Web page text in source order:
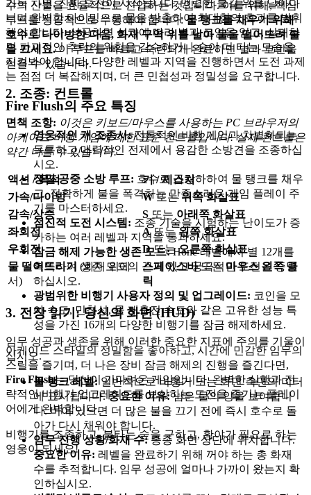
가득 차면, 진짜 도전이 시작됩니다. 맹렬한 불길 위를 날아다
니며 완벽한 타이밍으로 물을 방출하여 최대한의 효과를 발휘
해야 합니다. 성공하면 성과에 따라 별과 코인을 얻고, 실패하
면 파괴적인 추락의 위험을 감수하거나 숲이 더 타는 모습을
지켜봐야 합니다. 다양한 레벨과 지역을 진행하면서 도전 과제
는 점점 더 복잡해지며, 더 큰 민첩성과 정밀성을 요구합니다.
Fire Flush의 주요 특징
영웅적인 개 조종사:전통적인 비행 게임과 차별화되는
독특하고 매력적인 전제에서 용감한 소방견을 조종하십
시오.
정밀 공중 소방 루프: 호수로 급강하하여 물 탱크를 채우
고, 정확하게 불을 폭격하는 만족스러운 게임 플레이 주
기를 마스터하세요.
점진적 도전 시스템: 조종 기술을 시험하는 난이도가 증
가하는 여러 레벨과 지역을 통과하세요.
잠금 해제 가능한 생존 모드:Hone 레벨에서 별 12개를
획득하여 생존 모드의 끈기 있고 궁극적인 도전을 증명
하십시오.
광범위한 비행기 사용자 정의 및 업그레이드: 코인을 모
아 속도, 민첩성, 물 재충전 속도와 같은 고유한 성능 특
성을 가진 16개의 다양한 비행기를 잠금 해제하세요.
아케이드 스타일의 정밀함을 좋아하고, 시간에 민감한 임무의
스릴을 즐기며, 더 나은 장비 잠금 해제의 진행을 즐긴다면,
Fire Flush는 당신이 기다려온 게임입니다. 완벽한 실행과 전
략적인 비행기 업그레이드를 보상하는 도전을 즐기는 플레이
어에게 완벽합니다.
비행기를 조종하고, 불타는 숲을 구하고, 황야가 필요로 하는
영웅이 되세요!
수의 산불을 효율적으로 진압하는 것입니다. 이를 위해, 핵심
루프를 성공적으로 수행해야 합니다:물 탱크를 채우기 위해
호수로 다이빙한 다음, 화재 구역 위를 날아 물을 떨어뜨려 불
을 끄세요.이 루프를 빠르고 숙련되게 완료하면 별과 코인을
얻을 수 있습니다.
2. 조종: 컨트롤
면책 조항: 이것은 키보드/마우스를 사용하는 PC 브라우저의
아케이드 비행 게임에 대한 표준 컨트롤입니다. 실제 컨트롤은
약간 다를 수 있습니다.
액션 / 목적
키 / 제스처
가속/다이빙
W또는위쪽 화살표
감속/상승
S 또는 아래쪽 화살표
좌회전
A또는왼쪽 화살표
우회전
D또는오른쪽 화살표
물 떨어뜨리기 (화재 위에
서)
스페이스바또는마우스 왼쪽 클
릭
3. 전장 읽기: 당신의 화면 (HUD)
임무 성공과 생존을 위해 이러한 중요한 지표에 주의를 기울이
십시오.
물 탱크 레벨: 일반적으로 비행기 또는 화면 측면의 미터
에 표시됩니다.중요한 이유:남은 물의 양을 보여줍니
다. 비어 있으면 더 많은 불을 끄기 전에 즉시 호수로 돌
아가 다시 채워야 합니다.
임무 진행 상황/화재 수:종종 화면 상단에 위치합니다.
중요한 이유: 레벨을 완료하기 위해 꺼야 하는 총 화재
수를 추적합니다. 임무 성공에 얼마나 가까이 왔는지 확
인하십시오.